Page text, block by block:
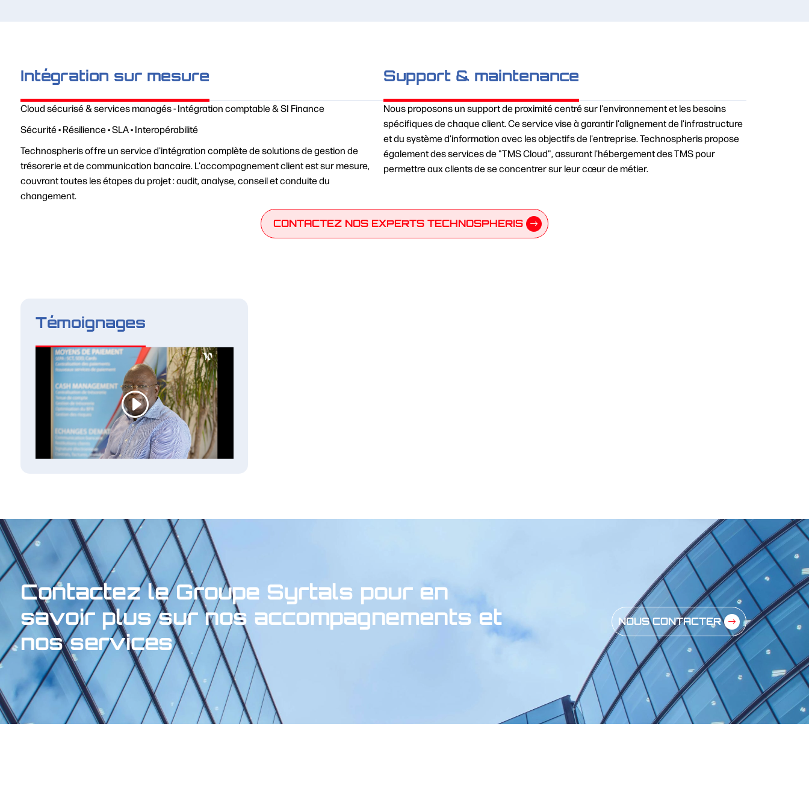
Intégration sur mesure
Cloud sécurisé & services managés - Intégration comptable & SI Finance
Sécurité • Résilience • SLA • Interopérabilité
Technospheris offre un service d'intégration complète de solutions de gestion de
trésorerie et de communication bancaire. L'accompagnement client est sur mesure,
couvrant toutes les étapes du projet : audit, analyse, conseil et conduite du
changement.
Support & maintenance
Nous proposons un support de proximité centré sur l'environnement et les besoins
spécifiques de chaque client. Ce service vise à garantir l'alignement de l'infrastructure
et du système d'information avec les objectifs de l'entreprise. Technospheris propose
également des services de "TMS Cloud", assurant l'hébergement des TMS pour
permettre aux clients de se concentrer sur leur cœur de métier.
CONTACTEZ NOS EXPERTS TECHNOSPHERIS
Témoignages
Contactez le Groupe Syrtals pour en
savoir plus sur nos accompagnements et
nos services
NOUS CONTACTER